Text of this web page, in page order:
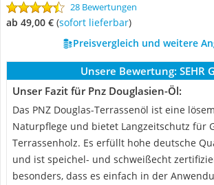
28 Bewertungen
ab 49,00 € ( Sofort lieferbar)
Preisvergleich und weitere
Unsere Bewertung: SEHR
Unser Fazit für Pnz Douglasien-Öl:
Das PNZ Douglas-Terrassenöl ist eine
Naturpflege und bietet Langzeitschutz für
Terrassenholz. Es erfüllt hohe deutsche
und ist speichel- und schweißecht
besonders, dass es einfach in der